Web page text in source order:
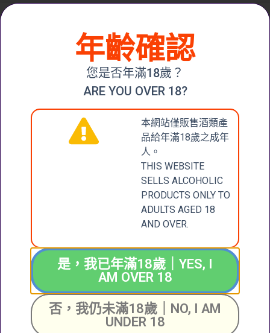
DOMAINE DE
LA JANASSE
CÔTES DU
RHÔNE
VILLAGES
D’ARGILE
2018
308.00
MOULIN DE
DUHART
PAUILLAC
BARONS DE
(LAFITE) 2014
$500.00
CONTACT張記國際洋酒有限公
司
CHEUNG KEE
年齡確認
您是否年滿18歲？
ARE YOU OVER 18?
本網站僅販售酒類產
品給年滿18歲之成年
人。
THIS WEBSITE
SELLS ALCOHOLIC
PRODUCTS ONLY TO
ADULTS AGED 18
AND OVER.
是，我已年滿18歲｜YES, I
AM OVER 18
否，我仍未滿18歲｜NO, I AM
UNDER 18